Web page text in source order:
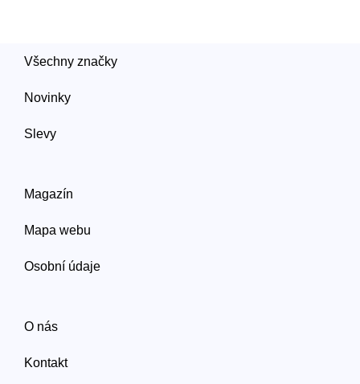
Všechny značky
Novinky
Slevy
Magazín
Mapa webu
Osobní údaje
O nás
Kontakt